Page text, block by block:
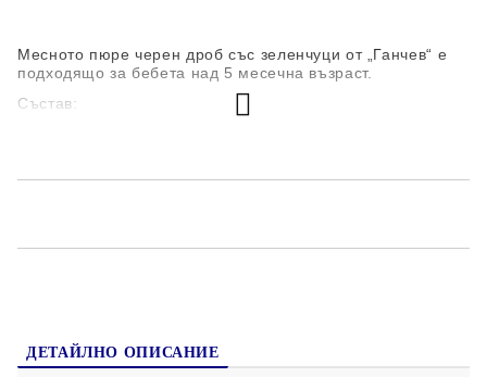
Месното пюре черен дроб със зеленчуци от „Ганчев“ е
подходящо за бебета над 5 месечна възраст.
Състав:
краве масло
консерванти. Без добавена захар.
ДЕТАЙЛНО ОПИСАНИЕ